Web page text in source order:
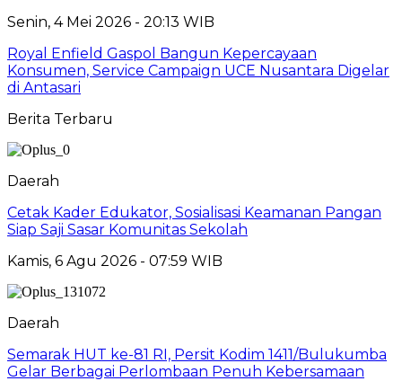
Senin, 4 Mei 2026 - 20:13 WIB
Royal Enfield Gaspol Bangun Kepercayaan
Konsumen, Service Campaign UCE Nusantara Digelar
di Antasari
Berita Terbaru
Daerah
Cetak Kader Edukator, Sosialisasi Keamanan Pangan
Siap Saji Sasar Komunitas Sekolah
Kamis, 6 Agu 2026 - 07:59 WIB
Daerah
Semarak HUT ke-81 RI, Persit Kodim 1411/Bulukumba
Gelar Berbagai Perlombaan Penuh Kebersamaan